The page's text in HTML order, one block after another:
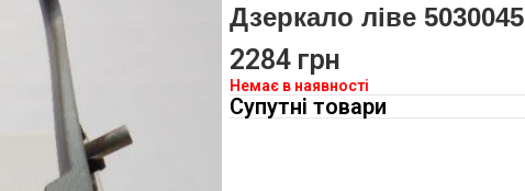
Дзеркало ліве 5030045
2284 грн
Немає в наявності
Супутні товари